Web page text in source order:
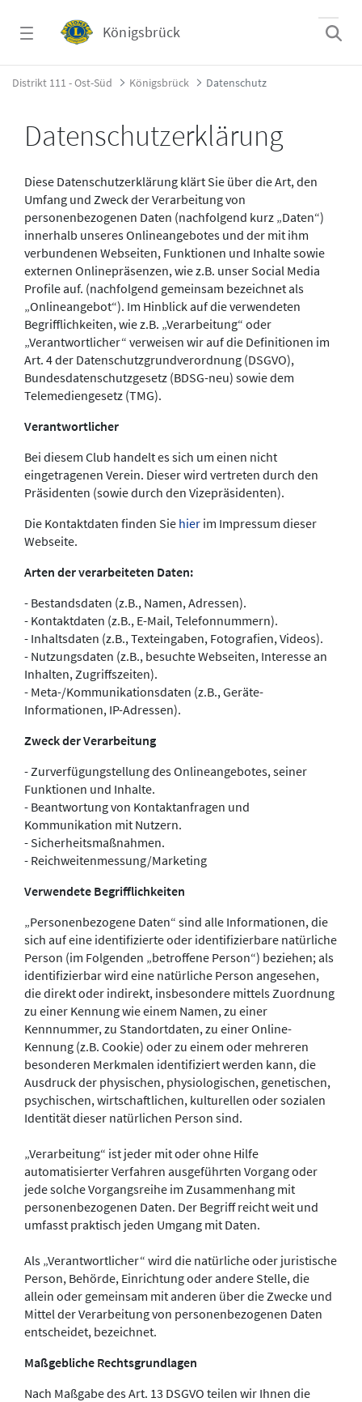
Königsbrück
Datenschutz - Königsbrück
Distrikt 111 - Ost-Süd Königsbrück Datenschutz
Datenschutzerklärung
Diese Datenschutzerklärung klärt Sie über die Art, den
Umfang und Zweck der Verarbeitung von
personenbezogenen Daten (nachfolgend kurz „Daten“)
innerhalb unseres Onlineangebotes und der mit ihm
verbundenen Webseiten, Funktionen und Inhalte sowie
externen Onlinepräsenzen, wie z.B. unser Social Media
Profile auf. (nachfolgend gemeinsam bezeichnet als
„Onlineangebot“). Im Hinblick auf die verwendeten
Begrifflichkeiten, wie z.B. „Verarbeitung“ oder
„Verantwortlicher“ verweisen wir auf die Definitionen im
Art. 4 der Datenschutzgrundverordnung (DSGVO),
Bundesdatenschutzgesetz (BDSG-neu) sowie dem
Telemediengesetz (TMG).
Verantwortlicher
Bei diesem Club handelt es sich um einen nicht
eingetragenen Verein. Dieser wird vertreten durch den
Präsidenten (sowie durch den Vizepräsidenten).
Die Kontaktdaten finden Sie hier im Impressum dieser
Webseite.
Arten der verarbeiteten Daten:
- Bestandsdaten (z.B., Namen, Adressen).
- Kontaktdaten (z.B., E-Mail, Telefonnummern).
- Inhaltsdaten (z.B., Texteingaben, Fotografien, Videos).
- Nutzungsdaten (z.B., besuchte Webseiten, Interesse an
Inhalten, Zugriffszeiten).
- Meta-/Kommunikationsdaten (z.B., Geräte-
Informationen, IP-Adressen).
Zweck der Verarbeitung
- Zurverfügungstellung des Onlineangebotes, seiner
Funktionen und Inhalte.
- Beantwortung von Kontaktanfragen und
Kommunikation mit Nutzern.
- Sicherheitsmaßnahmen.
- Reichweitenmessung/Marketing
Verwendete Begrifflichkeiten
„Personenbezogene Daten“ sind alle Informationen, die
sich auf eine identifizierte oder identifizierbare natürliche
Person (im Folgenden „betroffene Person“) beziehen; als
identifizierbar wird eine natürliche Person angesehen,
die direkt oder indirekt, insbesondere mittels Zuordnung
zu einer Kennung wie einem Namen, zu einer
Kennnummer, zu Standortdaten, zu einer Online-
Kennung (z.B. Cookie) oder zu einem oder mehreren
besonderen Merkmalen identifiziert werden kann, die
Ausdruck der physischen, physiologischen, genetischen,
psychischen, wirtschaftlichen, kulturellen oder sozialen
Identität dieser natürlichen Person sind.
„Verarbeitung“ ist jeder mit oder ohne Hilfe
automatisierter Verfahren ausgeführten Vorgang oder
jede solche Vorgangsreihe im Zusammenhang mit
personenbezogenen Daten. Der Begriff reicht weit und
umfasst praktisch jeden Umgang mit Daten.
Als „Verantwortlicher“ wird die natürliche oder juristische
Person, Behörde, Einrichtung oder andere Stelle, die
allein oder gemeinsam mit anderen über die Zwecke und
Mittel der Verarbeitung von personenbezogenen Daten
entscheidet, bezeichnet.
Maßgebliche Rechtsgrundlagen
Nach Maßgabe des Art. 13 DSGVO teilen wir Ihnen die